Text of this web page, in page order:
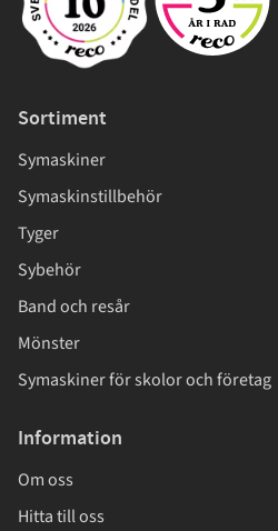
Sortiment
Symaskiner
Symaskinstillbehör
Tyger
Sybehör
Band och resår
Mönster
Symaskiner för skolor och företag
Information
Om oss
Hitta till oss